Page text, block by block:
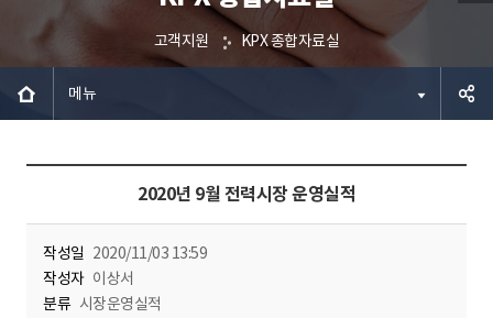
고객지원 KPX 종합자료실
메뉴
2020년 9월 전력시장 운영실적
작성일 2020/11/03 13:59
작성자 이상서
분류 시장운영실적